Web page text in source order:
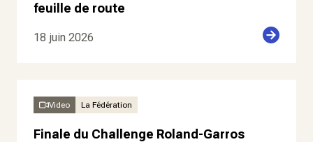
feuille de route
18 juin 2026
Video La Fédération
Finale du Challenge Roland-Garros